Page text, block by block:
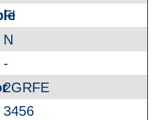
FI
N
-
2GRFE
3456